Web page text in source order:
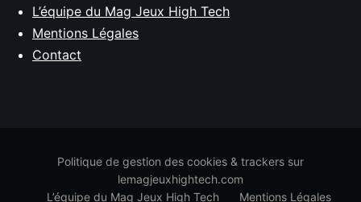
L’équipe du Mag Jeux High Tech
Mentions Légales
Contact
Politique de gestion des cookies & trackers sur
lemagjeuxhightech.com
L’équipe du Mag Jeux High Tech
Mentions Légales